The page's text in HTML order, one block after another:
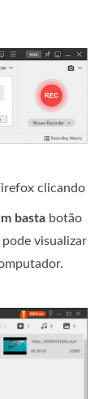
clicando
basta botão
pode visualizar